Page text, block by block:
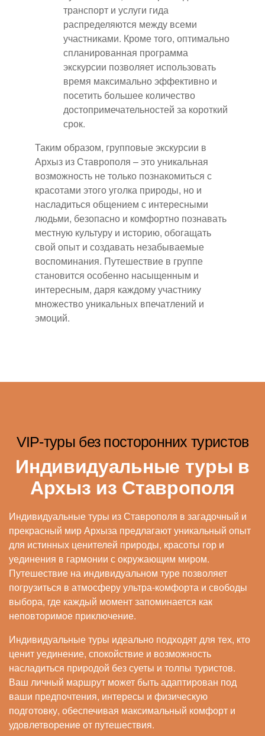
транспорт и услуги гида
распределяются между всеми
участниками. Кроме того, оптимально
спланированная программа
экскурсии позволяет использовать
время максимально эффективно и
посетить большее количество
достопримечательностей за короткий
срок.
Таким образом, групповые экскурсии в
Архыз из Ставрополя – это уникальная
возможность не только познакомиться с
красотами этого уголка природы, но и
насладиться общением с интересными
людьми, безопасно и комфортно познавать
местную культуру и историю, обогащать
свой опыт и создавать незабываемые
воспоминания. Путешествие в группе
становится особенно насыщенным и
интересным, даря каждому участнику
множество уникальных впечатлений и
эмоций.
VIP-туры без посторонних туристов
Индивидуальные туры в
Архыз из Ставрополя
Индивидуальные туры из Ставрополя в загадочный и
прекрасный мир Архыза предлагают уникальный опыт
для истинных ценителей природы, красоты гор и
уединения в гармонии с окружающим миром.
Путешествие на индивидуальном туре позволяет
погрузиться в атмосферу ультра-комфорта и свободы
выбора, где каждый момент запоминается как
неповторимое приключение.
Индивидуальные туры идеально подходят для тех, кто
ценит уединение, спокойствие и возможность
насладиться природой без суеты и толпы туристов.
Ваш личный маршрут может быть адаптирован под
ваши предпочтения, интересы и физическую
подготовку, обеспечивая максимальный комфорт и
удовлетворение от путешествия.